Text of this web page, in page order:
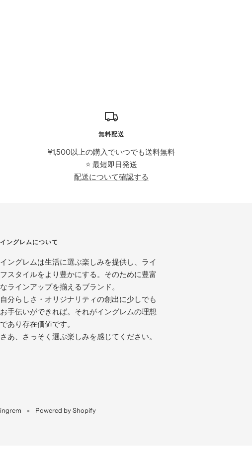
無料配送
¥1,500以上の購入でいつでも送料無料
⭐️ 最短即日発送
配送について確認する
イングレムについて
イングレムは生活に選ぶ楽しみを提供し、ライ
フスタイルをより豊かにする。そのために豊富
なラインアップを揃えるブランド。
自分らしさ・オリジナリティの創出に少しでも
お手伝いができれば。それがイングレムの理想
であり存在価値です。
さあ、さっそく選ぶ楽しみを感じてください。
ingrem Powered by Shopify